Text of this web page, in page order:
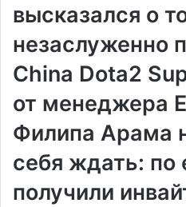
высказался о
незаслуженно
China Dota2
от менеджера
Филипа Арама
себя ждать: по
получили